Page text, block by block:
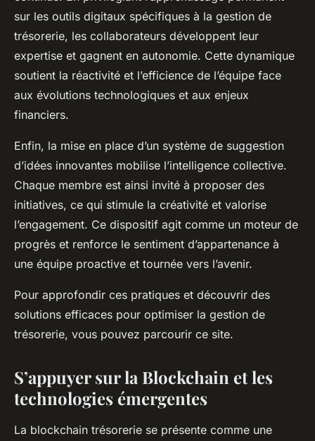
sur les outils digitaux spécifiques à la gestion de
trésorerie, les collaborateurs développent leur
expertise et gagnent en autonomie. Cette dynamique
soutient la réactivité et l’efficience de l’équipe face
aux évolutions technologiques et aux enjeux
financiers.
Enfin, la mise en place d’un système de suggestion
d’idées innovantes mobilise l’intelligence collective.
Chaque membre est ainsi invité à proposer des
initiatives, ce qui stimule la créativité et valorise
l’engagement. Ce dispositif agit comme un moteur de
progrès et renforce le sentiment d’appartenance à
une équipe proactive et tournée vers l’avenir.
Pour approfondir ces pratiques et découvrir des
solutions efficaces pour optimiser la gestion de
trésorerie, vous pouvez parcourir ce site.
S’appuyer sur la Blockchain et les
technologies émergentes
La blockchain trésorerie se présente comme une